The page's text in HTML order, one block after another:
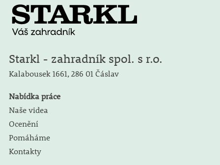
Starkl - zahradník spol. s r.o.
Kalabousek 1661, 286 01 Čáslav
Nabídka práce
Naše videa
Ocenění
Pomáháme
Kontakty